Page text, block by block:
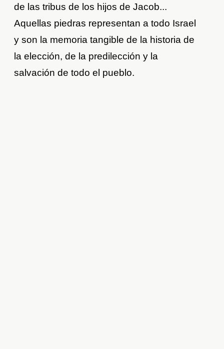
de las tribus de los hijos de Jacob...
Aquellas piedras representan a todo Israel
y son la memoria tangible de la historia de
la elección, de la predilección y la
salvación de todo el pueblo.